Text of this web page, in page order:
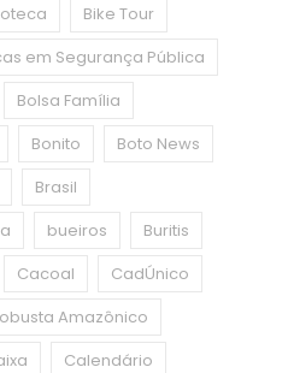
Bike Tour
em Segurança Pública
Bolsa Família
Bonito
Boto News
Brasil
bueiros
Buritis
Cacoal
CadÚnico
Amazônico
Calendário